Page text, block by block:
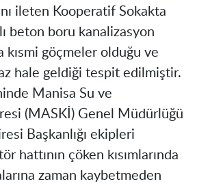
ileten Kooperatif Sokakta
beton boru kanalizasyon
kısmi göçmeler olduğu ve
hale geldiği tespit edilmiştir.
Manisa Su ve
(MASKİ) Genel Müdürlüğü
Başkanlığı ekipleri
hattının çöken kısımlarında
zaman kaybetmeden